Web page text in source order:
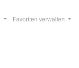
Favoriten verwalten